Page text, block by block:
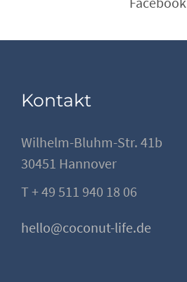
Kontakt
Wilhelm-Bluhm-Str. 41b
30451 Hannover
T + 49 511 940 18 06
hello@coconut-life.de